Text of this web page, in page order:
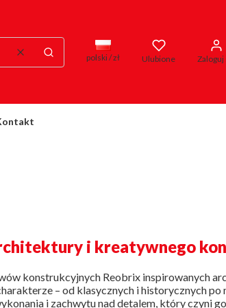
WyczyśćSzukaj polski / zł Ulubione Zaloguj
i kreatywnego
konstrukcyjnych Reobrix inspirowanych
– od klasycznych i historycznych po
i zachwytu nad detalem, który czyni